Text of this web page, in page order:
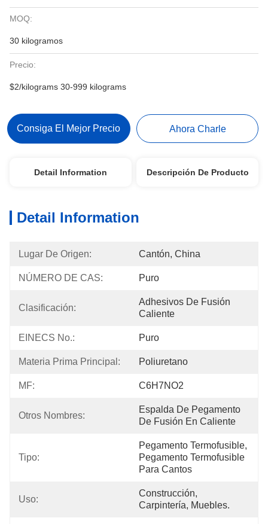
MOQ:
30 kilogramos
Precio:
$2/kilograms 30-999 kilograms
Consiga El Mejor Precio Ahora Charle
Detail Information Descripción De Producto
Detail Information
Lugar De Origen: Cantón, China
NÚMERO DE CAS: Puro
Clasificación:
Adhesivos De Fusión
Caliente
EINECS No.: Puro
Materia Prima Principal: Poliuretano
MF: C6H7NO2
Otros Nombres:
Espalda De Pegamento
De Fusión En Caliente
Tipo:
Pegamento Termofusible,
Pegamento Termofusible
Para Cantos
Uso:
Construcción,
Carpintería, Muebles.